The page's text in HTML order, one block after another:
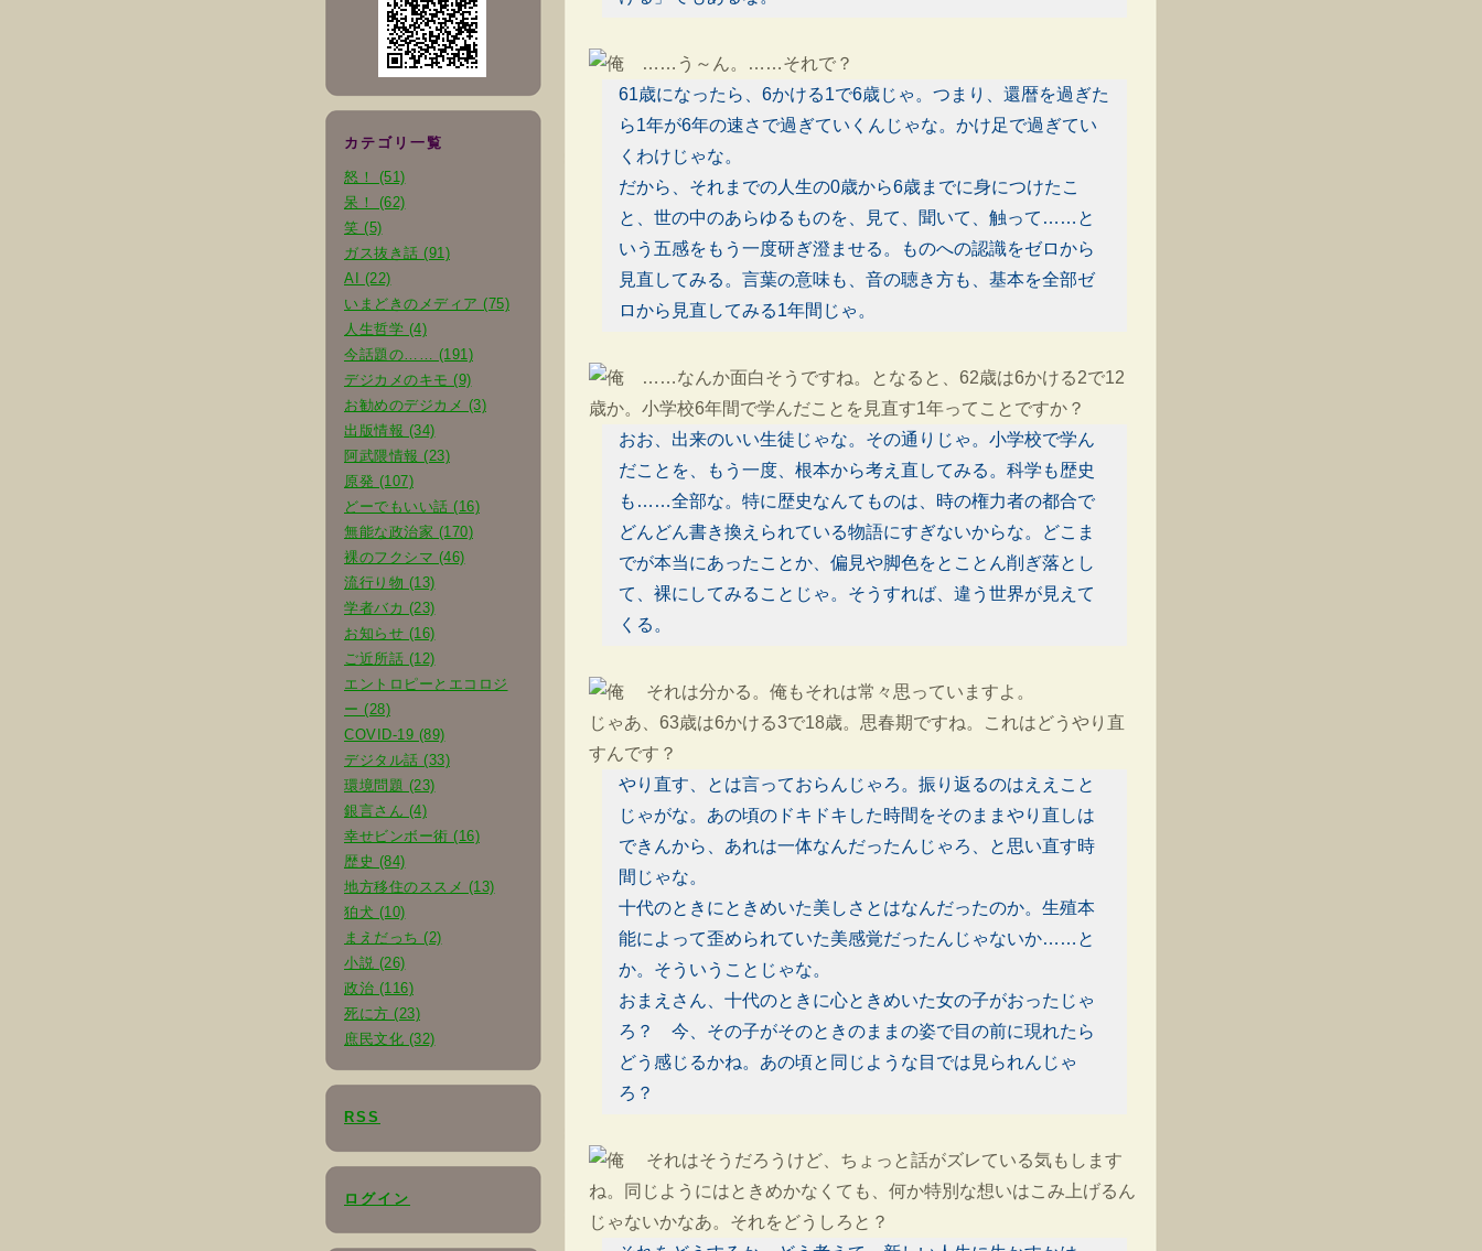
カテゴリ一覧
怒！ (51)
呆！ (62)
笑 (5)
ガス抜き話 (91)
AI (22)
いまどきのメディア (75)
人生哲学 (4)
今話題の…… (191)
デジカメのキモ (9)
お勧めのデジカメ (3)
出版情報 (34)
阿武隈情報 (23)
原発 (107)
どーでもいい話 (16)
無能な政治家 (170)
裸のフクシマ (46)
流行り物 (13)
学者バカ (23)
お知らせ (16)
ご近所話 (12)
エントロピーとエコロジ
ー (28)
COVID-19 (89)
デジタル話 (33)
環境問題 (23)
銀言さん (4)
幸せビンボー術 (16)
歴史 (84)
地方移住のススメ (13)
狛犬 (10)
まえだっち (2)
小説 (26)
政治 (116)
死に方 (23)
庶民文化 (32)
RSS
ログイン
……う～ん。……それで？
61歳になったら、6かける1で6歳じゃ。つまり、還暦を過ぎた
ら1年が6年の速さで過ぎていくんじゃな。かけ足で過ぎてい
くわけじゃな。
だから、それまでの人生の0歳から6歳までに身につけたこ
と、世の中のあらゆるものを、見て、聞いて、触って……と
いう五感をもう一度研ぎ澄ませる。ものへの認識をゼロから
見直してみる。言葉の意味も、音の聴き方も、基本を全部ゼ
ロから見直してみる1年間じゃ。
……なんか面白そうですね。となると、62歳は6かける2で12
歳か。小学校6年間で学んだことを見直す1年ってことですか？
おお、出来のいい生徒じゃな。その通りじゃ。小学校で学ん
だことを、もう一度、根本から考え直してみる。科学も歴史
も……全部な。特に歴史なんてものは、時の権力者の都合で
どんどん書き換えられている物語にすぎないからな。どこま
でが本当にあったことか、偏見や脚色をとことん削ぎ落とし
て、裸にしてみることじゃ。そうすれば、違う世界が見えて
くる。
それは分かる。俺もそれは常々思っていますよ。
じゃあ、63歳は6かける3で18歳。思春期ですね。これはどうやり直
すんです？
やり直す、とは言っておらんじゃろ。振り返るのはええこと
じゃがな。あの頃のドキドキした時間をそのままやり直しは
できんから、あれは一体なんだったんじゃろ、と思い直す時
間じゃな。
十代のときにときめいた美しさとはなんだったのか。生殖本
能によって歪められていた美感覚だったんじゃないか……と
か。そういうことじゃな。
おまえさん、十代のときに心ときめいた女の子がおったじゃ
ろ？ 今、その子がそのときのままの姿で目の前に現れたら
どう感じるかね。あの頃と同じような目では見られんじゃ
ろ？
それはそうだろうけど、ちょっと話がズレている気もします
ね。同じようにはときめかなくても、何か特別な想いはこみ上げるん
じゃないかなあ。それをどうしろと？